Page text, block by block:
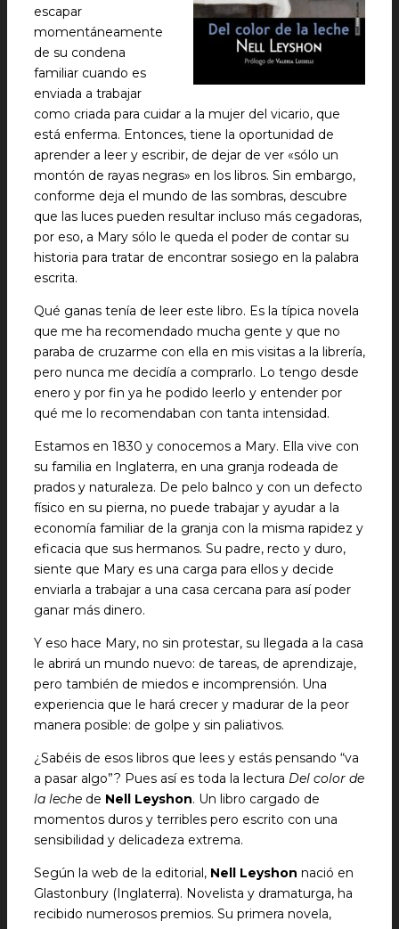
escapar
momentáneamente
de su condena
familiar cuando es
enviada a trabajar
como criada para cuidar a la mujer del vicario, que
está enferma. Entonces, tiene la oportunidad de
aprender a leer y escribir, de dejar de ver «sólo un
montón de rayas negras» en los libros. Sin embargo,
conforme deja el mundo de las sombras, descubre
que las luces pueden resultar incluso más cegadoras,
por eso, a Mary sólo le queda el poder de contar su
historia para tratar de encontrar sosiego en la palabra
escrita.
Qué ganas tenía de leer este libro. Es la típica novela
que me ha recomendado mucha gente y que no
paraba de cruzarme con ella en mis visitas a la librería,
pero nunca me decidía a comprarlo. Lo tengo desde
enero y por fin ya he podido leerlo y entender por
qué me lo recomendaban con tanta intensidad.
Estamos en 1830 y conocemos a Mary. Ella vive con
su familia en Inglaterra, en una granja rodeada de
prados y naturaleza. De pelo balnco y con un defecto
físico en su pierna, no puede trabajar y ayudar a la
economía familiar de la granja con la misma rapidez y
eficacia que sus hermanos. Su padre, recto y duro,
siente que Mary es una carga para ellos y decide
enviarla a trabajar a una casa cercana para así poder
ganar más dinero.
Y eso hace Mary, no sin protestar, su llegada a la casa
le abrirá un mundo nuevo: de tareas, de aprendizaje,
pero también de miedos e incomprensión. Una
experiencia que le hará crecer y madurar de la peor
manera posible: de golpe y sin paliativos.
¿Sabéis de esos libros que lees y estás pensando “va
a pasar algo”? Pues así es toda la lectura Del color de
la leche de Nell Leyshon. Un libro cargado de
momentos duros y terribles pero escrito con una
sensibilidad y delicadeza extrema.
Según la web de la editorial, Nell Leyshon nació en
Glastonbury (Inglaterra). Novelista y dramaturga, ha
recibido numerosos premios. Su primera novela,